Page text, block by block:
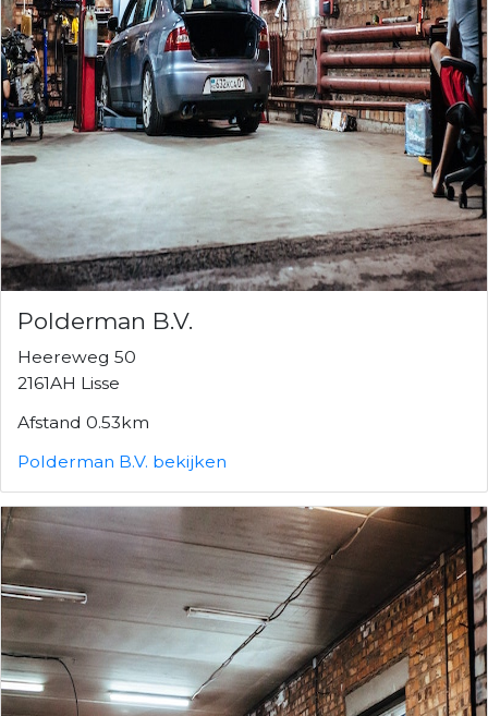
Polderman B.V.
Heereweg 50
2161AH Lisse
Afstand 0.53km
Polderman B.V. bekijken